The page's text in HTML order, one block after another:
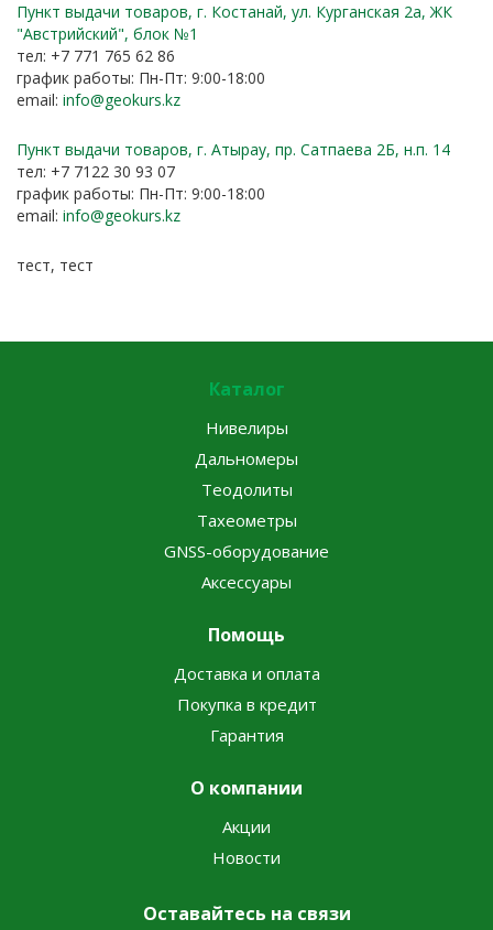
Пункт выдачи товаров, г. Костанай, ул. Курганская 2а, ЖК
"Австрийский", блок №1
тел: +7 771 765 62 86
график работы: Пн-Пт: 9:00-18:00
email: info@geokurs.kz
Пункт выдачи товаров, г. Атырау, пр. Сатпаева 2Б, н.п. 14
тел: +7 7122 30 93 07
график работы: Пн-Пт: 9:00-18:00
email: info@geokurs.kz
тест, тест
Каталог
Нивелиры
Дальномеры
Теодолиты
Тахеометры
GNSS-оборудование
Аксессуары
Помощь
Доставка и оплата
Покупка в кредит
Гарантия
О компании
Акции
Новости
Оставайтесь на связи